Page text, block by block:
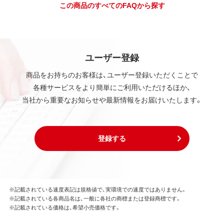
この商品のすべてのFAQから探す
ユーザー登録
商品をお持ちのお客様は、ユーザー登録いただくことで
各種サービスをより簡単にご利用いただけるほか、
当社から重要なお知らせや最新情報をお届けいたします。
登録する
※記載されている速度表記は規格値で、実環境での速度ではありません。
※記載されている各商品名は、一般に各社の商標または登録商標です。
※記載されている価格は、希望小売価格です。